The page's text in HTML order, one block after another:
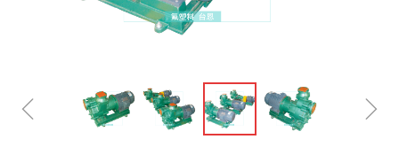
ꁆ ꁇ